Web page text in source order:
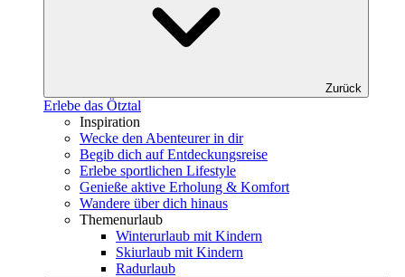
Zurück
Erlebe das Ötztal
Inspiration
Wecke den Abenteurer in dir
Begib dich auf Entdeckungsreise
Erlebe sportlichen Lifestyle
Genieße aktive Erholung & Komfort
Wandere über dich hinaus
Themenurlaub
Winterurlaub mit Kindern
Skiurlaub mit Kindern
Radurlaub